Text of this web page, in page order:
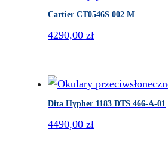
Cartier CT0546S 002 M
4290,00 zł
Dita Hypher 1183 DTS 466-A-01
4490,00 zł